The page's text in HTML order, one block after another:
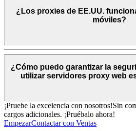
¿Los proxies de EE.UU.
móviles?
¿Cómo puedo garantizar la
utilizar servidores proxy web
¡Pruebe la excelencia con nosotros!Sin
cargos adicionales. ¡Pruébalo ahora!
EmpezarContactar con Ventas